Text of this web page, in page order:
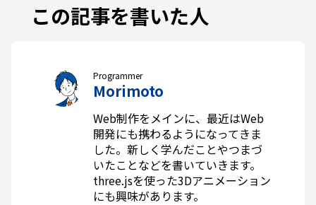
この記事を書いた人
Programmer
Morimoto
Web制作をメインに、最近はWeb
開発にも携わるようになってきま
した。新しく学んだことやつまづ
いたことなどを書いていきます。
three.jsを使った3Dアニメーション
にも興味があります。